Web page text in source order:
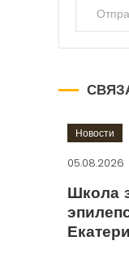
Новости
05.08.2026
Школа